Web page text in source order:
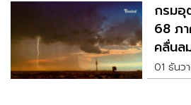
กรมอุ
68 ภ
คลื่นล
01 ธันว